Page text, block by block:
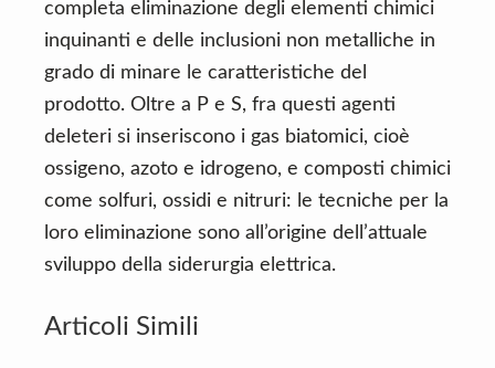
completa eliminazione degli elementi chimici
inquinanti e delle inclusioni non metalliche in
grado di minare le caratteristiche del
prodotto. Oltre a P e S, fra questi agenti
deleteri si inseriscono i gas biatomici, cioè
ossigeno, azoto e idrogeno, e composti chimici
come solfuri, ossidi e nitruri: le tecniche per la
loro eliminazione sono all’origine dell’attuale
sviluppo della siderurgia elettrica.
Articoli Simili